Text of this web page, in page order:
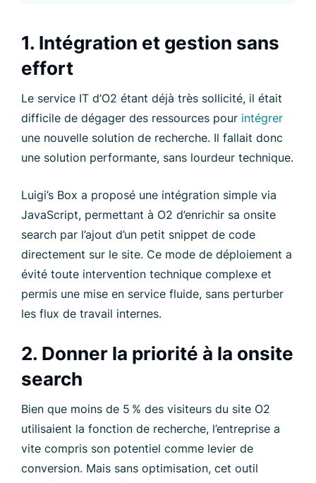
1. Intégration et gestion sans
effort
Le service IT d’O2 étant déjà très sollicité, il était
difficile de dégager des ressources pour intégrer
une nouvelle solution de recherche. Il fallait donc
une solution performante, sans lourdeur technique.
Luigi’s Box a proposé une intégration simple via
JavaScript, permettant à O2 d’enrichir sa onsite
search par l’ajout d’un petit snippet de code
directement sur le site. Ce mode de déploiement a
évité toute intervention technique complexe et
permis une mise en service fluide, sans perturber
les flux de travail internes.
2. Donner la priorité à la onsite
search
Bien que moins de 5 % des visiteurs du site O2
utilisaient la fonction de recherche, l’entreprise a
vite compris son potentiel comme levier de
conversion. Mais sans optimisation, cet outil